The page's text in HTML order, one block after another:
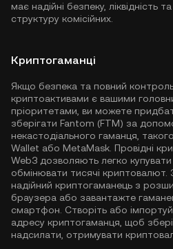
має надійні безпеку, ліквідність
структуру комісійних.
Криптогаманці
Якщо безпека та повний
криптоактивами є вашими
пріоритетами, ви можете
зберігати Fantom (FTM) за
некастодіального гаманця,
Wallet або MetaMask. Провідні
Web3 дозволяють легко
обмінювати тисячі криптовалют.
надійний криптогаманець з
браузера або завантажте
смартфон. Створіть або
адресу криптогаманця, щоб
надсилати, отримувати